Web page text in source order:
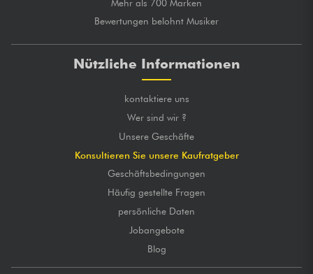
Mehr als 700 Marken
Bewertungen belohnt Musiker
Nützliche Informationen
kontaktiere uns
Wer sind wir ?
Unsere Geschäfte
Konsultieren Sie unsere Kaufratgeber
Geschäftsbedingungen
Häufig gestellte Fragen
persönliche Daten
Jobangebote
Blog